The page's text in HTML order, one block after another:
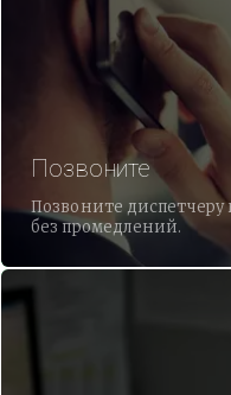
Позвоните
Позвоните
без промедлений.